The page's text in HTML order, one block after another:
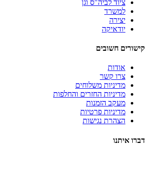
ציוד לביה"ס וגן
למשרד
יצירה
יודאיקה
קישורים חשובים
אודות
צרו קשר
מדיניות משלוחים
מדיניות החזרים והחלפות
מעקב הזמנות
מדיניות פרטיות
הצהרת נגישות
דברו איתנו